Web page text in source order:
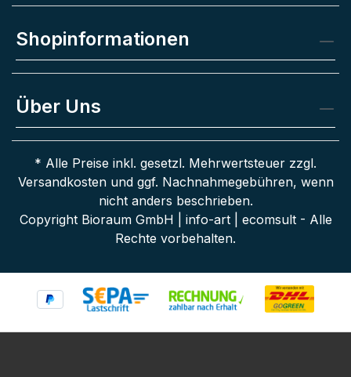
Shopinformationen
Über Uns
* Alle Preise inkl. gesetzl. Mehrwertsteuer zzgl.
Versandkostenund ggf. Nachnahmegebühren, wenn
nicht anders beschrieben.
Copyright Bioraum GmbH | info-art | ecomsult - Alle
Rechte vorbehalten.